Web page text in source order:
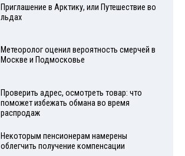
Приглашение в Арктику, или Путешествие во
льдах
Метеоролог оценил вероятность смерчей в
Москве и Подмосковье
Проверить адрес, осмотреть товар: что
поможет избежать обмана во время
распродаж
Некоторым пенсионерам намерены
облегчить получение компенсации